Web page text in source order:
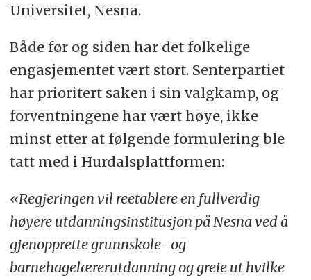
Universitet, Nesna.
Både før og siden har det folkelige
engasjementet vært stort. Senterpartiet
har prioritert saken i sin valgkamp, og
forventningene har vært høye, ikke
minst etter at følgende formulering ble
tatt med i Hurdalsplattformen:
«Regjeringen vil reetablere en fullverdig
høyere utdanningsinstitusjon på Nesna ved å
gjenopprette grunnskole- og
barnehagelærerutdanning og greie ut hvilke